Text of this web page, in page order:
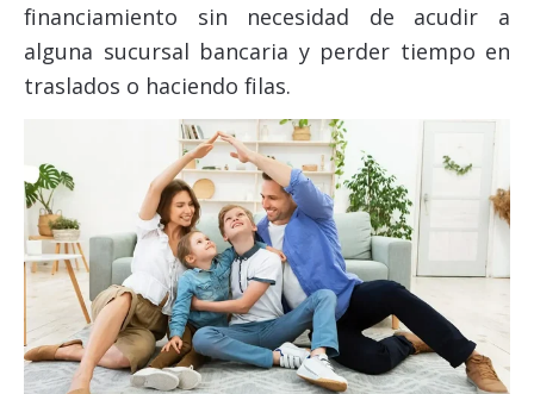
financiamiento sin necesidad de acudir a
alguna sucursal bancaria y perder tiempo en
traslados o haciendo filas.